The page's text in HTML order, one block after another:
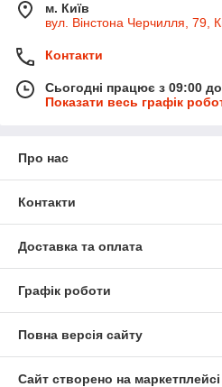
м. Київ
вул. Вінстона Черчилля, 79,
Контакти
Сьогодні працює з 09:00
Показати весь графік
Про нас
Контакти
Доставка та оплата
Графік роботи
Повна версія сайту
Сайт створено на маркетплейсі